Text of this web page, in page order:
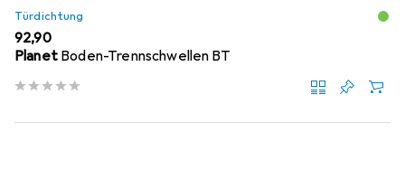
Türdichtung
EUR
92,90
Planet Boden-Trennschwellen BT